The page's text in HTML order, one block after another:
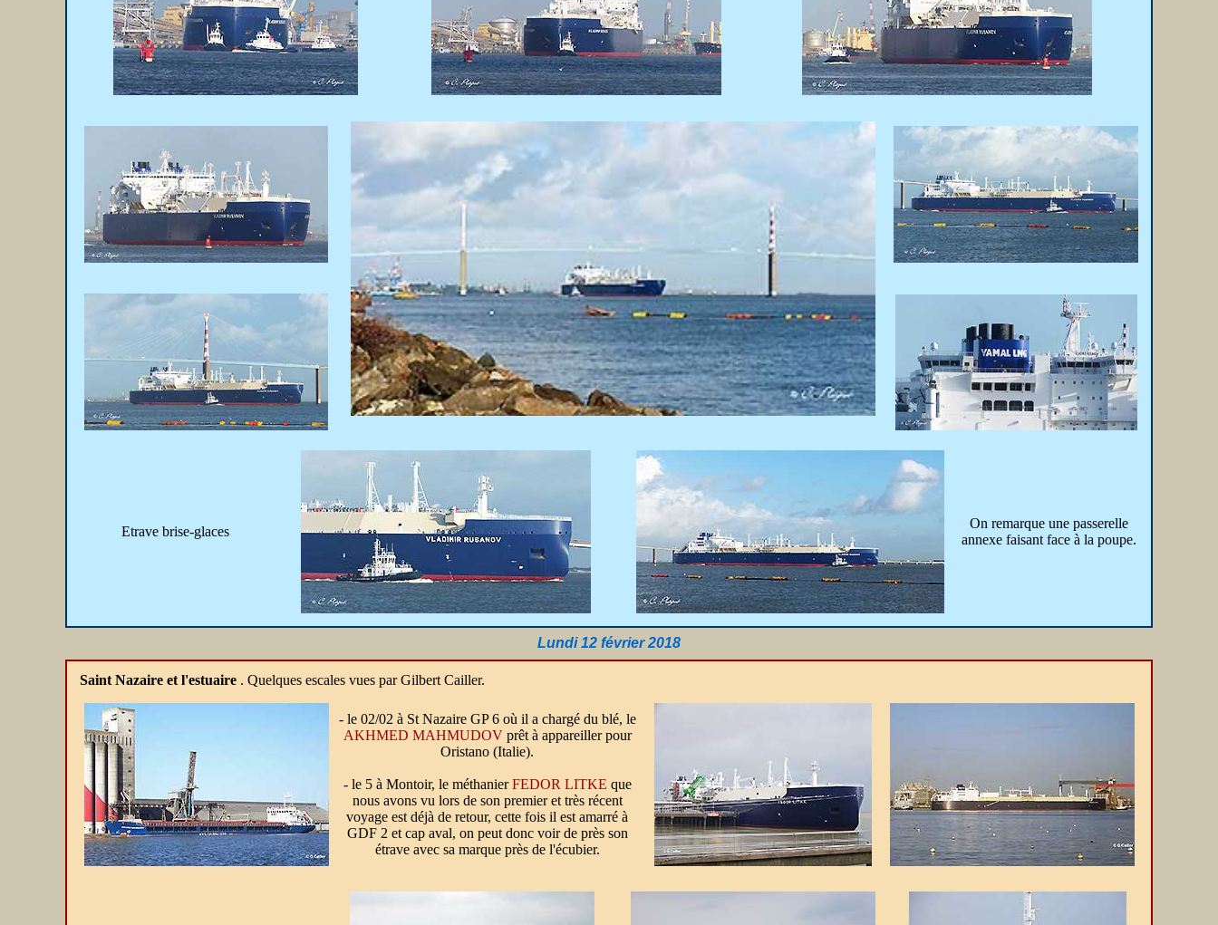
Etrave brise-glaces
On remarque une passerelle
annexe faisant face à la poupe.
Lundi 12 février 2018
Saint Nazaire et l'estuaire . Quelques escales vues par Gilbert Cailler.
- le 02/02 à St Nazaire GP 6 où il a chargé du blé, le
AKHMED MAHMUDOVprêt à appareiller pour
Oristano (Italie).
- le 5 à Montoir, le méthanierFEDOR LITKE que
nous avons vu lors de son premier et très récent
voyage est déjà de retour, cette fois il est amarré à
GDF 2 et cap aval, on peut donc voir de près son
étrave avec sa marque près de l'écubier.